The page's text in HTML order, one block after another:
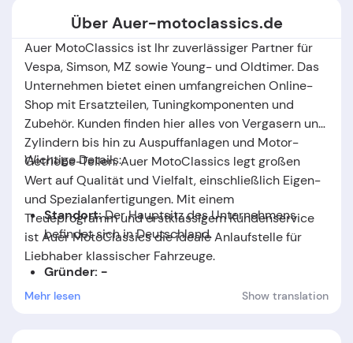
Über Auer-motoclassics.de
Auer MotoClassics ist Ihr zuverlässiger Partner für
Vespa, Simson, MZ sowie Young- und Oldtimer. Das
Unternehmen bietet einen umfangreichen Online-
Shop mit Ersatzteilen, Tuningkomponenten und
Zubehör. Kunden finden hier alles von Vergasern und
Zylindern bis hin zu Auspuffanlagen und Motor-
Getriebe-Teilen. Auer MotoClassics legt großen
Wert auf Qualität und Vielfalt, einschließlich Eigen-
und Spezialanfertigungen. Mit einem
Treueprogramm und erstklassigem Kundenservice
ist Auer MotoClassics die ideale Anlaufstelle für
Liebhaber klassischer Fahrzeuge.
Wichtige Details:
Standort:Der Hauptsitz des Unternehmens
befindet sich in Deutschland.
Gründer: -
Mehr lesen Show translation